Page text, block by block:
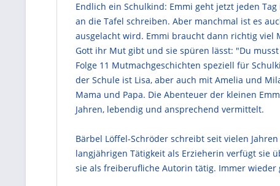
Endlich ein Schulkind: Emmi geht jetzt jeden
an die Tafel schreiben. Aber manchmal ist es
ausgelacht wird. Emmi braucht dann richtig viel
Gott ihr Mut gibt und sie spüren lässt: "Du
Folge 11 Mutmachgeschichten speziell für
der Schule ist Lisa, aber auch mit Amelia und
Mama und Papa. Die Abenteuer der kleinen
Jahren, lebendig und ansprechend vermittelt.
Bärbel Löffel-Schröder schreibt seit vielen
langjährigen Tätigkeit als Erzieherin verfügt sie
sie als freiberufliche Autorin tätig. Immer